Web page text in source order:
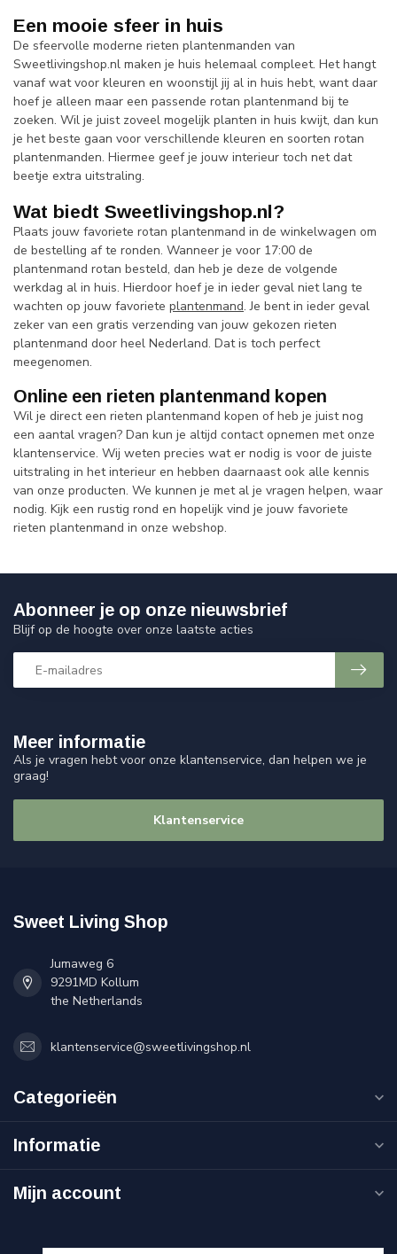
Een mooie sfeer in huis
De sfeervolle moderne rieten plantenmanden van
Sweetlivingshop.nl maken je huis helemaal compleet. Het hangt
vanaf wat voor kleuren en woonstijl jij al in huis hebt, want daar
hoef je alleen maar een passende rotan plantenmand bij te
zoeken. Wil je juist zoveel mogelijk planten in huis kwijt, dan kun
je het beste gaan voor verschillende kleuren en soorten rotan
plantenmanden. Hiermee geef je jouw interieur toch net dat
beetje extra uitstraling.
Wat biedt Sweetlivingshop.nl?
Plaats jouw favoriete rotan plantenmand in de winkelwagen om
de bestelling af te ronden. Wanneer je voor 17:00 de
plantenmand rotan besteld, dan heb je deze de volgende
werkdag al in huis. Hierdoor hoef je in ieder geval niet lang te
wachten op jouw favoriete plantenmand. Je bent in ieder geval
zeker van een gratis verzending van jouw gekozen rieten
plantenmand door heel Nederland. Dat is toch perfect
meegenomen.
Online een rieten plantenmand kopen
Wil je direct een rieten plantenmand kopen of heb je juist nog
een aantal vragen? Dan kun je altijd contact opnemen met onze
klantenservice. Wij weten precies wat er nodig is voor de juiste
uitstraling in het interieur en hebben daarnaast ook alle kennis
van onze producten. We kunnen je met al je vragen helpen, waar
nodig. Kijk een rustig rond en hopelijk vind je jouw favoriete
rieten plantenmand in onze webshop.
Meer informatie
Als je vragen hebt voor onze klantenservice, dan helpen we je
graag!
Klantenservice
Abonneer je op onze nieuwsbrief
Blijf op de hoogte over onze laatste acties
Sweet Living Shop
Jumaweg 6
9291MD Kollum
the Netherlands
klantenservice@sweetlivingshop.nl
Categorieën
Informatie
Mijn account